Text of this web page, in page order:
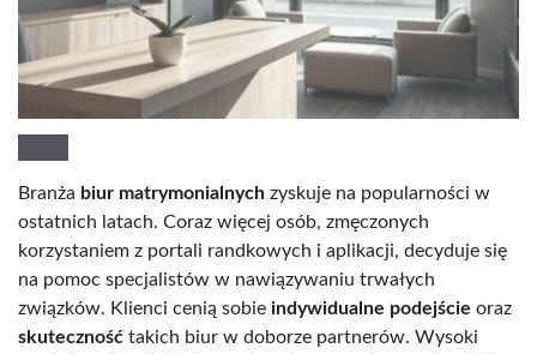
Branża biur matrymonialnych zyskuje na popularności w
ostatnich latach. Coraz więcej osób, zmęczonych
korzystaniem z portali randkowych i aplikacji, decyduje się
na pomoc specjalistów w nawiązywaniu trwałych
związków. Klienci cenią sobie indywidualne podejście oraz
skuteczność takich biur w doborze partnerów. Wysoki